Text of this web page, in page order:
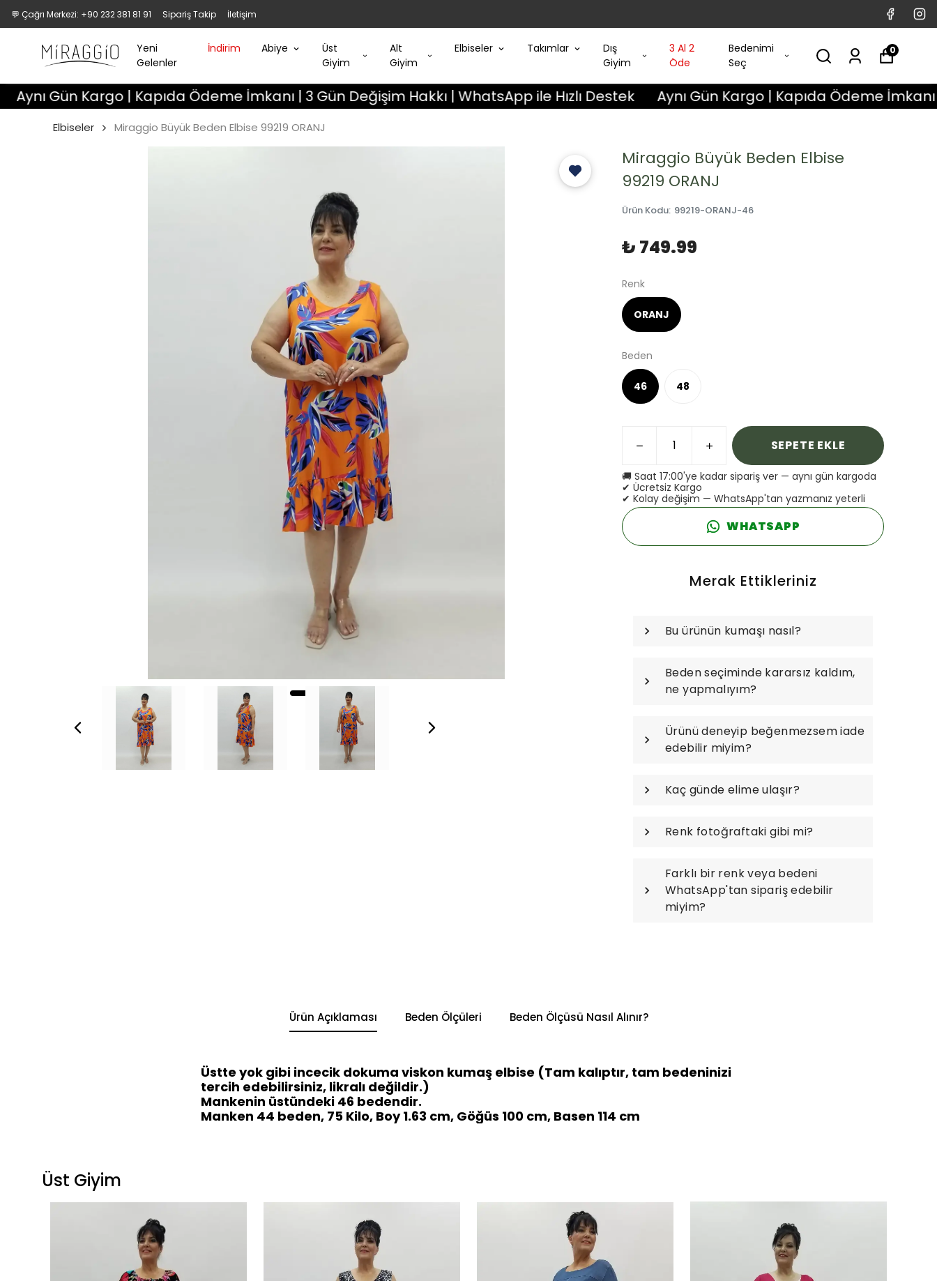
💬 Çağrı Merkezi: +90 232 381 81 91 Sipariş Takip İletişim
Yeni
Gelenler
İndirim Abiye
Üst
Giyim
Alt
Giyim
Elbiseler Takımlar
Dış
Giyim
3 Al 2
Öde
Bedenimi
Seç
0
Gün Kargo | Kapıda Ödeme İmkanı | 3 Gün Değişim Hakkı | WhatsApp ile Hızlı Destek Aynı Gün Kargo | Kapıda Ödeme İmkanı | 3
Elbiseler Miraggio Büyük Beden Elbise 99219 ORANJ
Miraggio Büyük Beden Elbise
99219 ORANJ
Ürün Kodu: 99219-ORANJ-46
₺ 749.99
Renk
ORANJ
Beden
46 48
SEPETE EKLE
🚚 Saat 17:00'ye kadar sipariş ver — aynı gün kargoda
✔ Ücretsiz Kargo
✔ Kolay değişim — WhatsApp'tan yazmanız yeterli
WHATSAPP
Merak Ettikleriniz
Bu ürünün kumaşı nasıl?
Beden seçiminde kararsız kaldım,
ne yapmalıyım?
Ürünü deneyip beğenmezsem iade
edebilir miyim?
Kaç günde elime ulaşır?
Renk fotoğraftaki gibi mi?
Farklı bir renk veya bedeni
WhatsApp'tan sipariş edebilir
miyim?
Ürün Açıklaması Beden Ölçüleri Beden Ölçüsü Nasıl Alınır?
Üstte yok gibi incecik dokuma viskon kumaş elbise (Tam kalıptır, tam bedeninizi
tercih edebilirsiniz, likralı değildir.)
Mankenin üstündeki 46 bedendir.
Manken 44 beden, 75 Kilo, Boy 1.63 cm, Göğüs 100 cm, Basen 114 cm
Üst Giyim